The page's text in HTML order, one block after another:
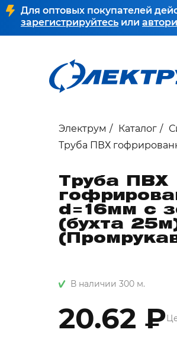
Для оптовых покупателей
зарегистрируйтесь или
Электрум Каталог
Труба ПВХ
Труба ПВХ
d=16мм с
(бухта
В наличии 300 м.
20.62 ₽